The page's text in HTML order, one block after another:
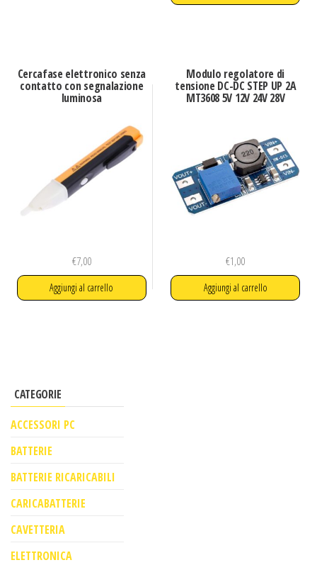
Cercafase elettronico senza
contatto con segnalazione
luminosa
€7,00
Aggiungi al carrello
Modulo regolatore di
tensione DC-DC STEP UP 2A
MT3608 5V 12V 24V 28V
€1,00
Aggiungi al carrello
CATEGORIE
ACCESSORI PC
BATTERIE
BATTERIE RICARICABILI
CARICABATTERIE
CAVETTERIA
ELETTRONICA